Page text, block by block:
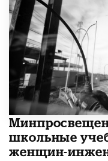
школьные
женщин-